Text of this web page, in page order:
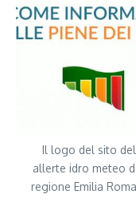
Il logo del sito
allerte idro meteo
regione Emilia